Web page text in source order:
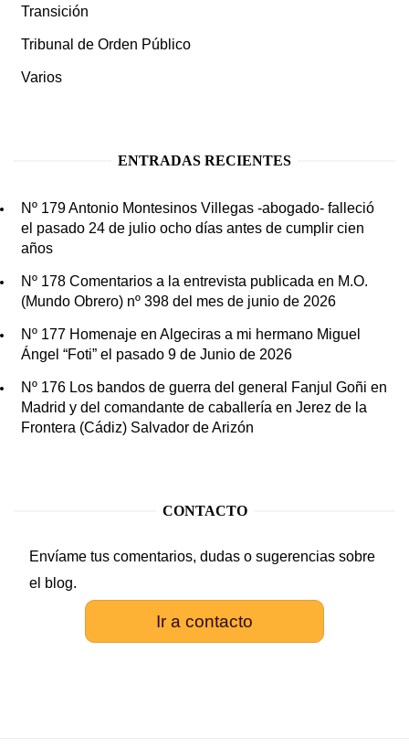
Transición
Tribunal de Orden Público
Varios
ENTRADAS RECIENTES
Nº 179 Antonio Montesinos Villegas -abogado- falleció
el pasado 24 de julio ocho días antes de cumplir cien
años
Nº 178 Comentarios a la entrevista publicada en M.O.
(Mundo Obrero) nº 398 del mes de junio de 2026
Nº 177 Homenaje en Algeciras a mi hermano Miguel
Ángel “Foti” el pasado 9 de Junio de 2026
Nº 176 Los bandos de guerra del general Fanjul Goñi en
Madrid y del comandante de caballería en Jerez de la
Frontera (Cádiz) Salvador de Arizón
CONTACTO
Envíame tus comentarios, dudas o sugerencias sobre
el blog.
Ir a contacto